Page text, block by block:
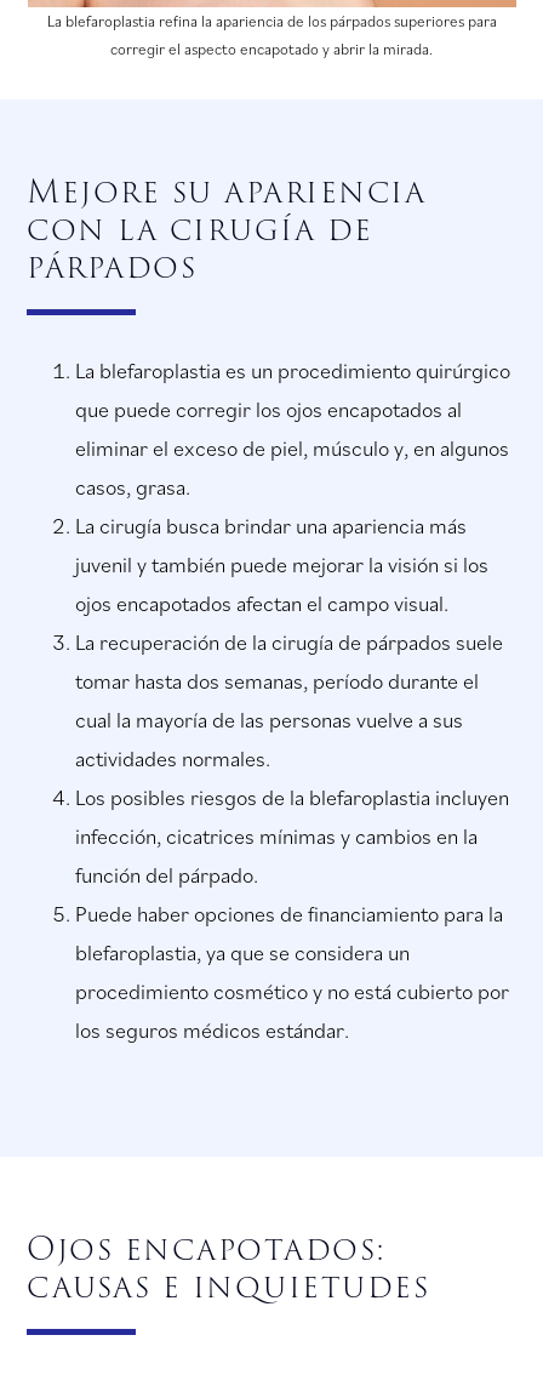
La blefaroplastia refina la apariencia de los párpados superiores para
corregir el aspecto encapotado y abrir la mirada.
Mejore su apariencia
con la cirugía de
párpados
La blefaroplastia es un procedimiento quirúrgico
que puede corregir los ojos encapotados al
eliminar el exceso de piel, músculo y, en algunos
casos, grasa.
La cirugía busca brindar una apariencia más
juvenil y también puede mejorar la visión si los
ojos encapotados afectan el campo visual.
La recuperación de la cirugía de párpados suele
tomar hasta dos semanas, período durante el
cual la mayoría de las personas vuelve a sus
actividades normales.
Los posibles riesgos de la blefaroplastia incluyen
infección, cicatrices mínimas y cambios en la
función del párpado.
Puede haber opciones de financiamiento para la
blefaroplastia, ya que se considera un
procedimiento cosmético y no está cubierto por
los seguros médicos estándar.
Ojos encapotados:
causas e inquietudes